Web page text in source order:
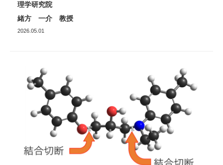
理学研究院
緒方 一介 教授
2026.05.01